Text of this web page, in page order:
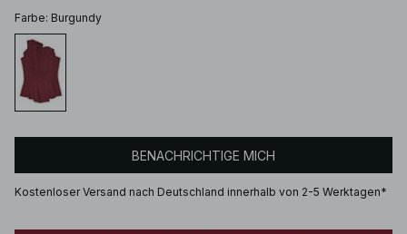
Farbe: Burgundy
BENACHRICHTIGE MICH
Kostenloser Versand nach Deutschland innerhalb von 2-5 Werktagen*